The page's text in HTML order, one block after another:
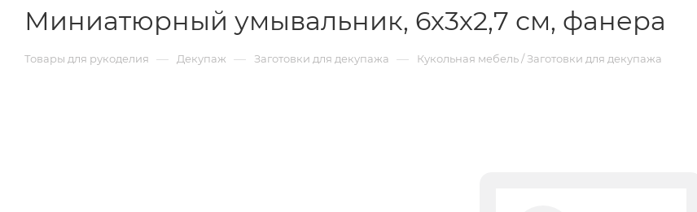
Миниатюрный умывальник, 6х3х2,7 см, фанера
Товары для рукоделия — Декупаж — Заготовки для декупажа — Кукольная мебель / Заготовки для декупажа